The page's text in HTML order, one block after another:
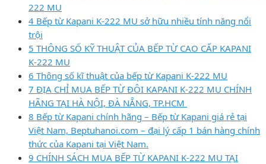
222 MU
4 Bếp từ Kapani K-222 MU sở hữu nhiều tính năng nổi
trội
5 THÔNG SỐ KỸ THUẬT CỦA BẾP TỪ CAO CẤP KAPANI
K-222 MU
6 Thông số kĩ thuật của bếp từ Kapani K-222 MU
7 ĐỊA CHỈ MUA BẾP TỪ ĐÔI KAPANI K-222 MU CHÍNH
HÃNG TẠI HÀ NỘI, ĐÀ NẴNG, TP.HCM
8 Bếp từ Kapani chính hãng – Bếp từ Kapani giá rẻ tại
Việt Nam, Beptuhanoi.com – đại lý cấp 1 bán hàng chính
thức của Kapani tại Việt Nam.
9 CHÍNH SÁCH MUA BẾP TỪ KAPANI K-222 MU TẠI